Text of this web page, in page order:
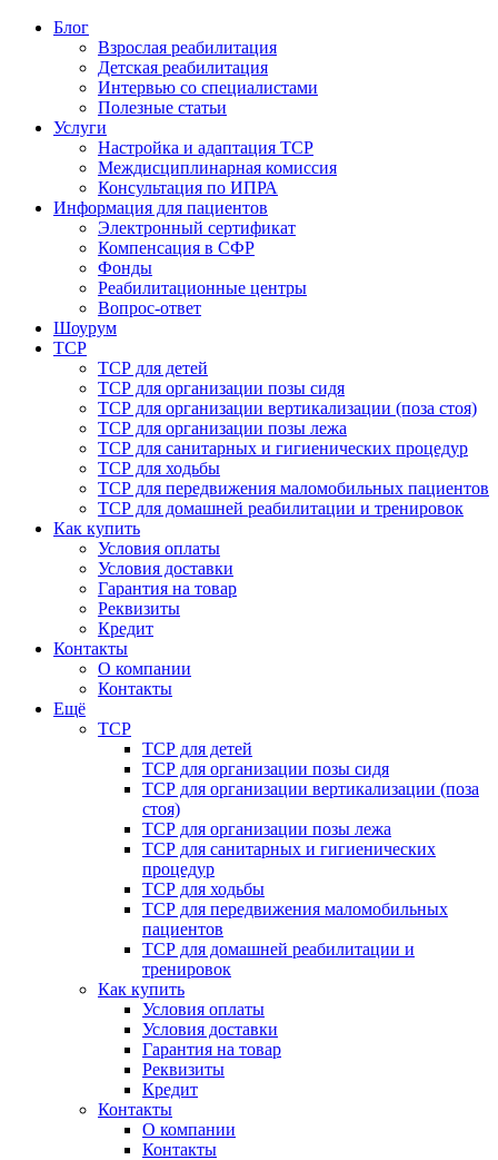
Блог
Взрослая реабилитация
Детская реабилитация
Интервью со специалистами
Полезные статьи
Услуги
Настройка и адаптация ТСР
Междисциплинарная комиссия
Консультация по ИПРА
Информация для пациентов
Электронный сертификат
Компенсация в СФР
Фонды
Реабилитационные центры
Вопрос-ответ
Шоурум
ТСР
ТСР для детей
ТСР для организации позы сидя
ТСР для организации вертикализации (поза стоя)
ТСР для организации позы лежа
ТСР для санитарных и гигиенических процедур
ТСР для ходьбы
ТСР для передвижения маломобильных пациентов
ТСР для домашней реабилитации и тренировок
Как купить
Условия оплаты
Условия доставки
Гарантия на товар
Реквизиты
Кредит
Контакты
О компании
Контакты
Ещё
ТСР
ТСР для детей
ТСР для организации позы сидя
ТСР для организации вертикализации (поза
стоя)
ТСР для организации позы лежа
ТСР для санитарных и гигиенических
процедур
ТСР для ходьбы
ТСР для передвижения маломобильных
пациентов
ТСР для домашней реабилитации и
тренировок
Как купить
Условия оплаты
Условия доставки
Гарантия на товар
Реквизиты
Кредит
Контакты
О компании
Контакты